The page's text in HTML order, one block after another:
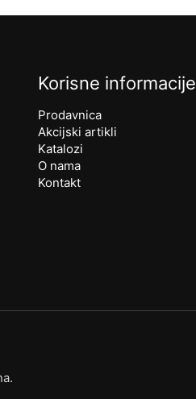
Korisne informacije
Prodavnica
Akcijski artikli
Katalozi
O nama
Kontakt